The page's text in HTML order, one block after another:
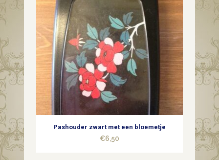
Pashouder zwart met een bloemetje
€6,50